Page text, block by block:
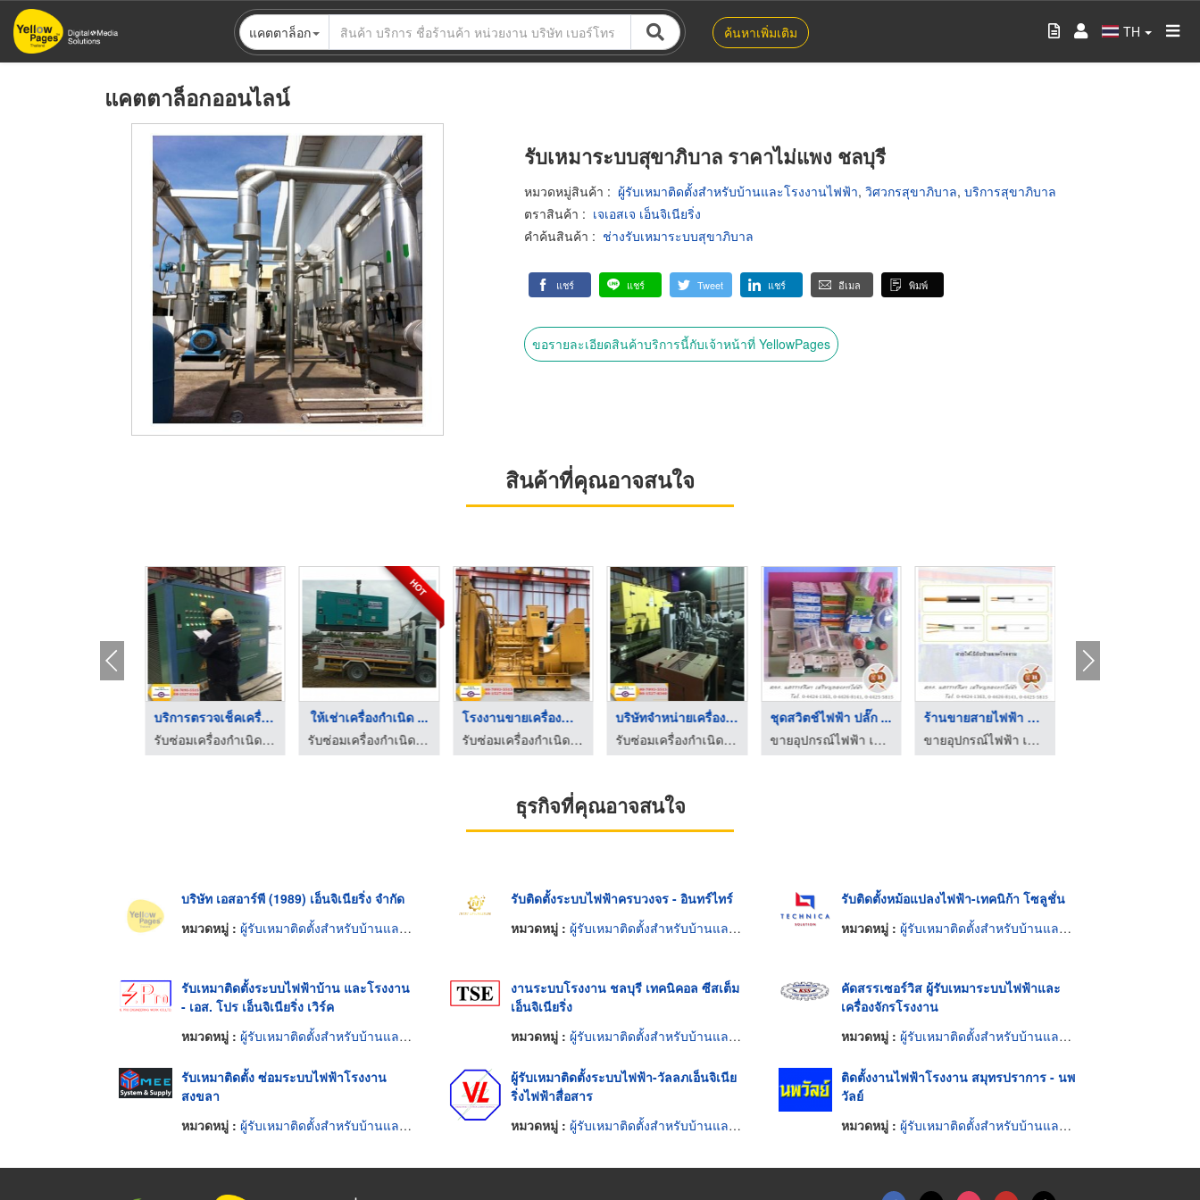
ข้าม
ไป
แคตตาล็อก ค้นหาเพิ่มเติม TH
แคตตาล็อกออนไลน์
รับเหมาระบบสุขาภิบาล ราคาไม่แพง ชลบุรี
หมวดหมู่สินค้า : ผู้รับเหมาติดตั้งสำหรับบ้านและโรงงานไฟฟ้า, วิศวกรสุขาภิบาล, บริการสุขาภิบาล
ตราสินค้า : เจเอสเจ เอ็นจิเนียริ่ง
คำค้นสินค้า : ช่างรับเหมาระบบสุขาภิบาล
แชร์ แชร์ Tweet แชร์ อีเมล พิมพ์
ขอรายละเอียดสินค้าบริการนี้กับเจ้าหน้าที่ YellowPages
สินค้าที่คุณอาจสนใจ
บริการตรวจเช็คเครื่อ ...
รับซ่อมเครื่องกำเนิดไฟฟ้า - ซี แอนด์ เค เพาเวอร์ เจน
HOT
ให้เช่าเครื่องกำเนิด ...
รับซ่อมเครื่องกำเนิดไฟฟ้า - ซี แอนด์ เค เพาเวอร์ เจน
โรงงานขายเครื่องกำเน ...
รับซ่อมเครื่องกำเนิดไฟฟ้า - ซี แอนด์ เค เพาเวอร์ เจน
บริษัทจำหน่ายเครื่อง ...
รับซ่อมเครื่องกำเนิดไฟฟ้า - ซี แอนด์ เค เพาเวอร์ เจน
ชุดสวิตช์ไฟฟ้า ปลั๊ก ...
ขายอุปกรณ์ไฟฟ้า เหรียญทองการไฟฟ้า
ร้านขายสายไฟฟ้า โคร ...
ขายอุปกรณ์ไฟฟ้า เหรียญทองการไฟฟ้า
ธุรกิจที่คุณอาจสนใจ
บริษัท เอสอาร์พี (1989) เอ็นจิเนียริ่ง จำกัด
หมวดหมู่ : ผู้รับเหมาติดตั้งสำหรับบ้านและโรงงานไฟฟ้า
รับติดตั้งระบบไฟฟ้าครบวงจร - อินทร์ไทร์
หมวดหมู่ : ผู้รับเหมาติดตั้งสำหรับบ้านและโรงงานไฟฟ้า
รับติดตั้งหม้อแปลงไฟฟ้า-เทคนิก้า โซลูชั่น
หมวดหมู่ : ผู้รับเหมาติดตั้งสำหรับบ้านและโรงงานไฟฟ้า
รับเหมาติดตั้งระบบไฟฟ้าบ้าน และโรงงาน
- เอส. โปร เอ็นจิเนียริ่ง เวิร์ค
หมวดหมู่ : ผู้รับเหมาติดตั้งสำหรับบ้านและโรงงานไฟฟ้า
งานระบบโรงงาน ชลบุรี เทคนิคอล ซีสเต็ม
เอ็นจิเนียริ่ง
หมวดหมู่ : ผู้รับเหมาติดตั้งสำหรับบ้านและโรงงานไฟฟ้า
คัดสรรเซอร์วิส ผู้รับเหมาระบบไฟฟ้าและ
เครื่องจักรโรงงาน
หมวดหมู่ : ผู้รับเหมาติดตั้งสำหรับบ้านและโรงงานไฟฟ้า
รับเหมาติดตั้ง ซ่อมระบบไฟฟ้าโรงงาน
สงขลา
หมวดหมู่ : ผู้รับเหมาติดตั้งสำหรับบ้านและโรงงานไฟฟ้า
ผู้รับเหมาติดตั้งระบบไฟฟ้า-วัลลภเอ็นจิเนีย
ริ่งไฟฟ้าสื่อสาร
หมวดหมู่ : ผู้รับเหมาติดตั้งสำหรับบ้านและโรงงานไฟฟ้า
ติดตั้งงานไฟฟ้าโรงงาน สมุทรปราการ - นพ
วัลย์
หมวดหมู่ : ผู้รับเหมาติดตั้งสำหรับบ้านและโรงงานไฟฟ้า